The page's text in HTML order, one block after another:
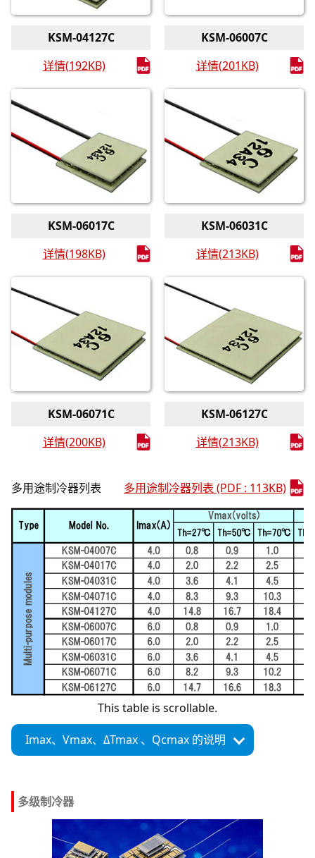
KSM-04127C
详情(192KB)
KSM-06007C
详情(201KB)
KSM-06017C
详情(198KB)
KSM-06031C
详情(213KB)
KSM-06071C
详情(200KB)
KSM-06127C
详情(213KB)
多用途制冷器列表 多用途制冷器列表 (PDF : 113KB)
This table is scrollable.
Imax、 Vmax、 ΔTmax 、 Qcmax 的说明
多级制冷器